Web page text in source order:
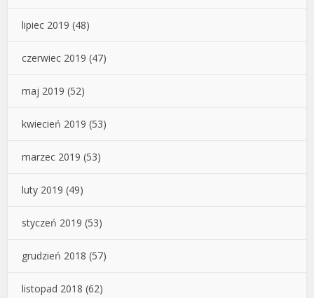
lipiec 2019 (48)
czerwiec 2019 (47)
maj 2019 (52)
kwiecień 2019 (53)
marzec 2019 (53)
luty 2019 (49)
styczeń 2019 (53)
grudzień 2018 (57)
listopad 2018 (62)